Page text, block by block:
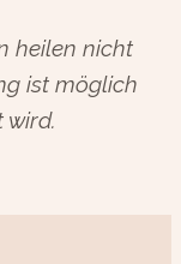
heilen nicht
ist möglich
wird.